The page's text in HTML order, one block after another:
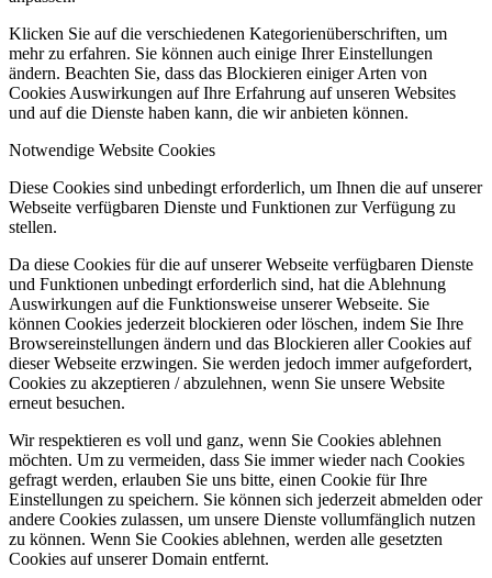
Klicken Sie auf die verschiedenen Kategorienüberschriften, um
mehr zu erfahren. Sie können auch einige Ihrer Einstellungen
ändern. Beachten Sie, dass das Blockieren einiger Arten von
Cookies Auswirkungen auf Ihre Erfahrung auf unseren Websites
und auf die Dienste haben kann, die wir anbieten können.
Notwendige Website Cookies
Diese Cookies sind unbedingt erforderlich, um Ihnen die auf unserer
Webseite verfügbaren Dienste und Funktionen zur Verfügung zu
stellen.
Da diese Cookies für die auf unserer Webseite verfügbaren Dienste
und Funktionen unbedingt erforderlich sind, hat die Ablehnung
Auswirkungen auf die Funktionsweise unserer Webseite. Sie
können Cookies jederzeit blockieren oder löschen, indem Sie Ihre
Browsereinstellungen ändern und das Blockieren aller Cookies auf
dieser Webseite erzwingen. Sie werden jedoch immer aufgefordert,
Cookies zu akzeptieren / abzulehnen, wenn Sie unsere Website
erneut besuchen.
Wir respektieren es voll und ganz, wenn Sie Cookies ablehnen
möchten. Um zu vermeiden, dass Sie immer wieder nach Cookies
gefragt werden, erlauben Sie uns bitte, einen Cookie für Ihre
Einstellungen zu speichern. Sie können sich jederzeit abmelden oder
andere Cookies zulassen, um unsere Dienste vollumfänglich nutzen
zu können. Wenn Sie Cookies ablehnen, werden alle gesetzten
Cookies auf unserer Domain entfernt.